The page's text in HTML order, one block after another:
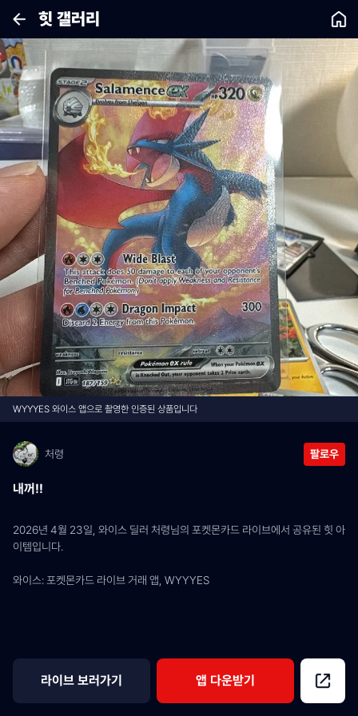
힛 갤러리
WYYYES 와이스 앱으로 촬영한 인증된 상품입니다
처령 팔로우
내꺼!!
2026년 4월 23일, 와이스 딜러 처령님의 포켓몬카드 라이브에서 공유된 힛 아
이템입니다.
와이스: 포켓몬카드 라이브 거래 앱, WYYYES
라이브 보러가기 앱 다운받기